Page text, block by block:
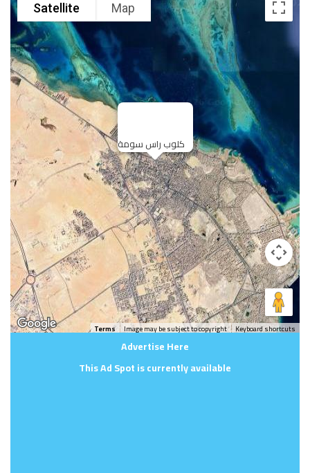
كلوب راس سومة
Map
Satellite
Keyboard shortcuts
Image may be subject to copyright
Terms
Advertise Here
This Ad Spot is currently available